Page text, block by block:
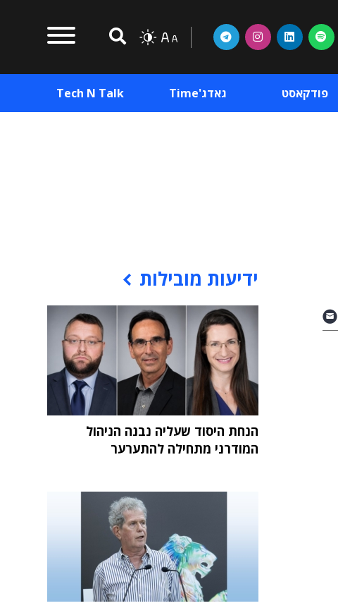
פודקאסט גאדג'Time Tech N Talk
ידיעות מובילות
הנחת היסוד שעליה נבנה הניהול
המודרני מתחילה להתערער